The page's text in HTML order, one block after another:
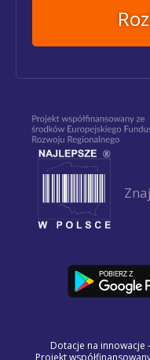
Dotacje na innowacje
Projekt